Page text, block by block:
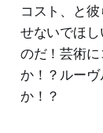
コスト、と
せないでほ
のだ！芸術
か！？ルー
か！？